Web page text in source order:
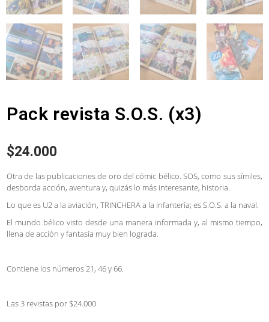
Pack revista S.O.S. (x3)
$24.000
Otra de las publicaciones de oro del cómic bélico. SOS, como sus símiles,
desborda acción, aventura y, quizás lo más interesante, historia.
Lo que es U2 a la aviación, TRINCHERA a la infantería; es S.O.S. a la naval.
El mundo bélico visto desde una manera informada y, al mismo tiempo,
llena de acción y fantasía muy bien lograda.
Contiene los números 21, 46 y 66.
Las 3 revistas por $24.000